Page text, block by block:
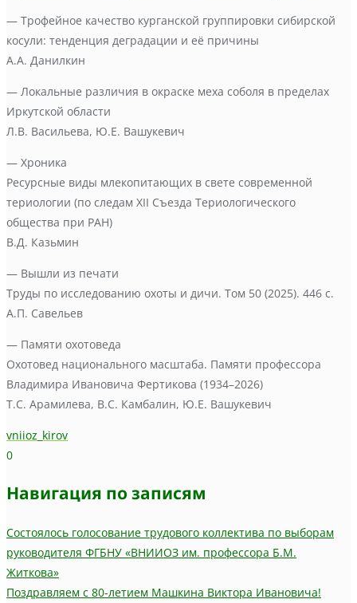
— Трофейное качество курганской группировки сибирской
косули: тенденция деградации и её причины
А.А. Данилкин
— Локальные различия в окраске меха соболя в пределах
Иркутской области
Л.В. Васильева, Ю.Е. Вашукевич
— Хроника
Ресурсные виды млекопитающих в свете современной
териологии (по следам XII Съезда Териологического
общества при РАН)
В.Д. Казьмин
— Вышли из печати
Труды по исследованию охоты и дичи. Том 50 (2025). 446 с.
А.П. Савельев
— Памяти охотоведа
Охотовед национального масштаба. Памяти профессора
Владимира Ивановича Фертикова (1934–2026)
Т.С. Арамилева, В.С. Камбалин, Ю.Е. Вашукевич
vniioz_kirov
0
Навигация по записям
Состоялось голосование трудового коллектива по выборам
руководителя ФГБНУ «ВНИИОЗ им. профессора Б.М.
Житкова»
Поздравляем с 80-летием Машкина Виктора Ивановича!